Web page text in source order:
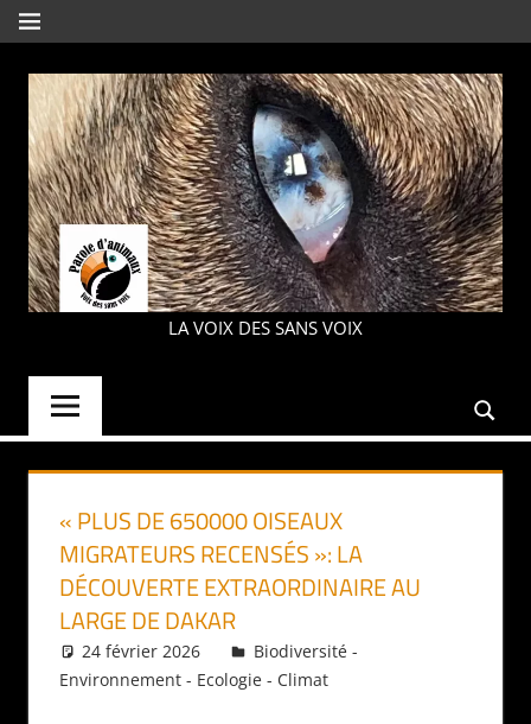
Aller
au
contenu
MENU
PAROLE
LA VOIX DES SANS VOIX
« PLUS DE 650000 OISEAUX
MIGRATEURS RECENSÉS »: LA
DÉCOUVERTE EXTRAORDINAIRE AU
LARGE DE DAKAR
24 février 2026 Daniel
Biodiversité -
Environnement - Ecologie - Climat